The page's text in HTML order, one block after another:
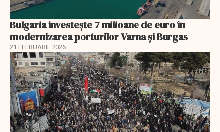
Bulgaria investește 7 milioane de euro în
modernizarea porturilor Varna și Burgas
21 FEBRUARIE 2026